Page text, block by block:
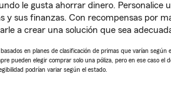
le gusta ahorrar dinero.
y sus finanzas. Con recompensas por
a crear una solución que sea
en planes de clasificación de primas que varían
pueden elegir comprar solo una póliza, pero en ese caso
podrían variar según el estado.